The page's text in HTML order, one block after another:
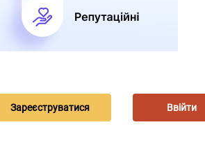
Зареєструватися Ввійти